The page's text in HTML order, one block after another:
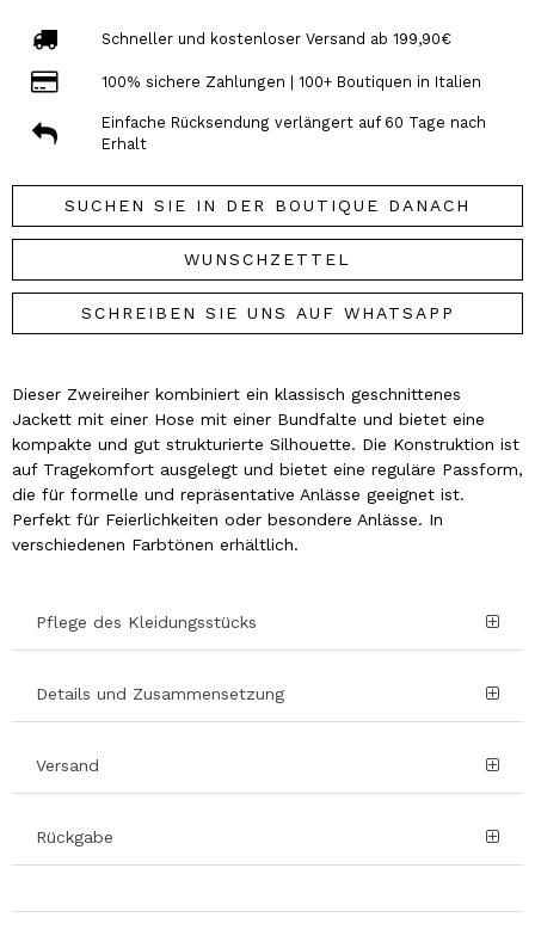
Schneller und kostenloser Versand ab 199,90€
100% sichere Zahlungen | 100+ Boutiquen in Italien
Einfache Rücksendung verlängert auf 60 Tage nach
Erhalt
SUCHEN SIE IN DER BOUTIQUE DANACH
WUNSCHZETTEL
SCHREIBEN SIE UNS AUF WHATSAPP
Dieser Zweireiher kombiniert ein klassisch geschnittenes
Jackett mit einer Hose mit einer Bundfalte und bietet eine
kompakte und gut strukturierte Silhouette. Die Konstruktion ist
auf Tragekomfort ausgelegt und bietet eine reguläre Passform,
die für formelle und repräsentative Anlässe geeignet ist.
Perfekt für Feierlichkeiten oder besondere Anlässe. In
verschiedenen Farbtönen erhältlich.
Pflege des Kleidungsstücks
Details und Zusammensetzung
Versand
Rückgabe